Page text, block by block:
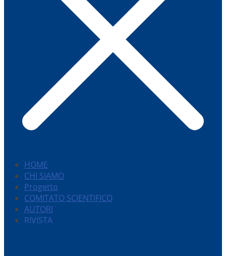
HOME
CHI SIAMO
Progetto
COMITATO SCIENTIFICO
AUTORI
RIVISTA